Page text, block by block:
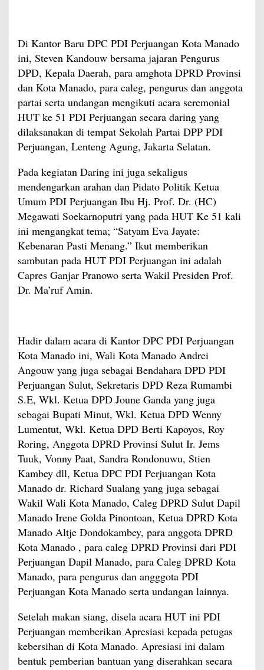
Di Kantor Baru DPC PDI Perjuangan Kota Manado
ini, Steven Kandouw bersama jajaran Pengurus
DPD, Kepala Daerah, para amghota DPRD Provinsi
dan Kota Manado, para caleg, pengurus dan anggota
partai serta undangan mengikuti acara seremonial
HUT ke 51 PDI Perjuangan secara daring yang
dilaksanakan di tempat Sekolah Partai DPP PDI
Perjuangan, Lenteng Agung, Jakarta Selatan.
Pada kegiatan Daring ini juga sekaligus
mendengarkan arahan dan Pidato Politik Ketua
Umum PDI Perjuangan Ibu Hj. Prof. Dr. (HC)
Megawati Soekarnoputri yang pada HUT Ke 51 kali
ini mengangkat tema; “Satyam Eva Jayate:
Kebenaran Pasti Menang.” Ikut memberikan
sambutan pada HUT PDI Perjuangan ini adalah
Capres Ganjar Pranowo serta Wakil Presiden Prof.
Dr. Ma’ruf Amin.
Hadir dalam acara di Kantor DPC PDI Perjuangan
Kota Manado ini, Wali Kota Manado Andrei
Angouw yang juga sebagai Bendahara DPD PDI
Perjuangan Sulut, Sekretaris DPD Reza Rumambi
S.E, Wkl. Ketua DPD Joune Ganda yang juga
sebagai Bupati Minut, Wkl. Ketua DPD Wenny
Lumentut, Wkl. Ketua DPD Berti Kapoyos, Roy
Roring, Anggota DPRD Provinsi Sulut Ir. Jems
Tuuk, Vonny Paat, Sandra Rondonuwu, Stien
Kambey dll, Ketua DPC PDI Perjuangan Kota
Manado dr. Richard Sualang yang juga sebagai
Wakil Wali Kota Manado, Caleg DPRD Sulut Dapil
Manado Irene Golda Pinontoan, Ketua DPRD Kota
Manado Altje Dondokambey, para anggota DPRD
Kota Manado , para caleg DPRD Provinsi dari PDI
Perjuangan Dapil Manado, para Caleg DPRD Kota
Manado, para pengurus dan angggota PDI
Perjuangan Kota Manado serta undangan lainnya.
Setelah makan siang, disela acara HUT ini PDI
Perjuangan memberikan Apresiasi kepada petugas
kebersihan di Kota Manado. Apresiasi ini dalam
bentuk pemberian bantuan yang diserahkan secara